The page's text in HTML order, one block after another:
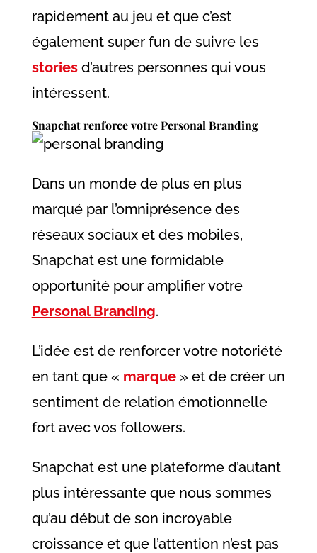
rapidement au jeu et que c’est
également super fun de suivre les
storiesd’autres personnes qui vous
intéressent.
Snapchat renforce votre Personal Branding
Dans un monde de plus en plus
marqué par l’omniprésence des
réseaux sociaux et des mobiles,
Snapchat est une formidable
opportunité pour amplifier votre
Personal Branding.
L’idée est de renforcer votre notoriété
en tant que « marque» et de créer un
sentiment de relation émotionnelle
fort avec vos followers.
Snapchat est une plateforme d’autant
plus intéressante que nous sommes
qu’au début de son incroyable
croissance et que l’attention n’est pas